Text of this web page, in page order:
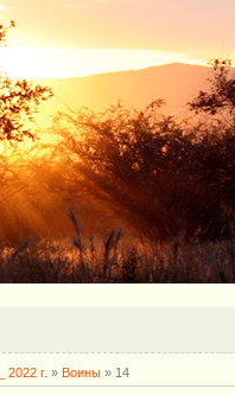
г. » Воины » 14